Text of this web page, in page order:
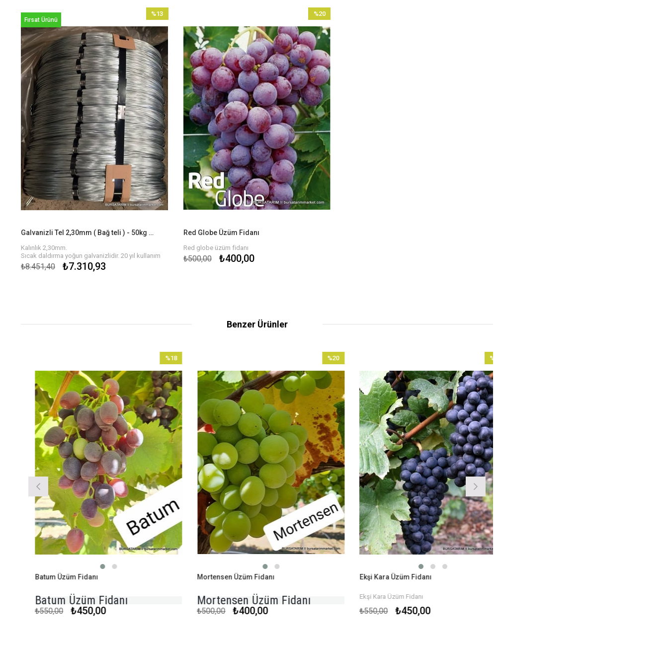
Galvanizli Tel 2,30mm ( Bağ teli ) - 50kg Kangal
Kalınlık 2,30mm.
Sıcak daldırma yoğun galvanizlidir. 20 yıl kullanım
ömrü.
50 Kg kangallarda₺7.310,93
₺8.451,40
%13
İndirim
%13İndirim
Fırsat Ürünü
Red Globe Üzüm Fidanı
Red globe üzüm fidanı
₺400,00
₺500,00
%20
İndirim
%20İndirim
Benzer Ürünler
Batum Üzüm Fidanı
Batum Üzüm Fidanı
₺450,00
₺550,00
İndirim
%18İndirim
Mortensen Üzüm Fidanı
Mortensen Üzüm Fidanı
₺400,00
₺500,00
İndirim
%20İndirim
Ekşi Kara Üzüm Fidanı
Ekşi Kara Üzüm Fidanı
₺450,00
₺550,00
İndirim
%18İndirim